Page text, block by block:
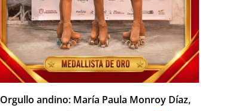
Orgullo andino: María Paula Monroy Díaz,